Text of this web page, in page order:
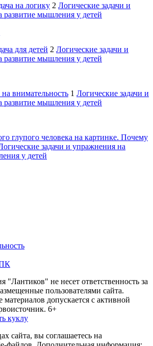
на логику 2 Логические задачи и
развитие мышления у детей
для детей 2 Логические задачи и
развитие мышления у детей
на внимательность 1 Логические задачи и
развитие мышления у детей
глупого человека на картинке. Почему
задачи и упражнения на
у детей
"Лантиков" не несет ответственность за
пользователями сайта.
материалов допускается с активной
6+
куклу
сайта, вы соглашаетесь на